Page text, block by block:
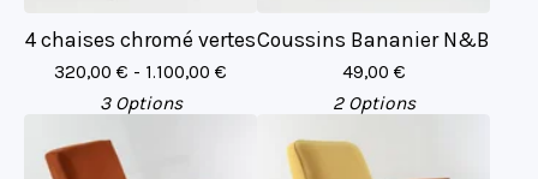
4 chaises chromé vertes
320,00 € - 1.100,00 €
3 Options
Coussins Bananier N&B
49,00 €
2 Options